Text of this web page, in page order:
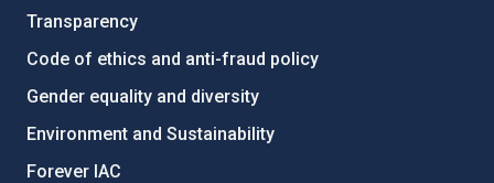
Transparency
Code of ethics and anti-fraud policy
Gender equality and diversity
Environment and Sustainability
Forever IAC